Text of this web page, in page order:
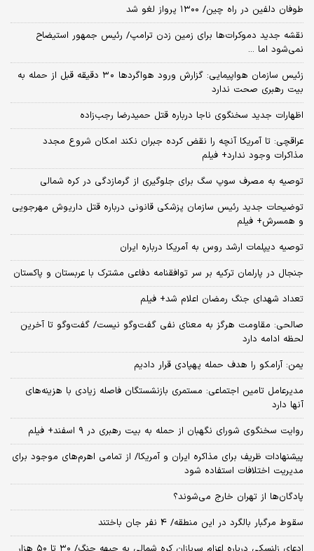
طوفان دلفین در راه چین/ ۱۳۰۰ پرواز لغو شد
نقشه جدید دموکرات‌ها برای زمین زدن ترامپ/ رئیس جمهور استیضاح
نمی‌شود اما ...
زئیس سازمان هواپیمایی: گزارش ورود هواگردها ٣٠ دقیقه قبل از حمله به
بیت رهبری صحت ندارد
اظهارات جدید سخنگوی ناجا درباره قتل حمیدرضا رجب‌زاده
عراقچی: تا آمریکا آنچه را نقض کرده جبران نکند امکان شروع مجدد
مذاکرات وجود ندارد+ فیلم
توصیه به مصرف سوپ سگ برای جلوگیری از گرمازدگی در کره شمالی
توضیحات جدید رئیس سازمان پزشکی قانونی درباره قتل داریوش مهرجویی
و همسرش+ فیلم
توصیه دیپلمات ارشد روس به آمریکا درباره ایران
جنجال در پارلمان ترکیه بر سر توافقنامه دفاعی مشترک با عربستان و پاکستان
تعداد شهدای جنگ رمضان اعلام شد+ فیلم
صالحی: مقاومت هرگز به معنای نفی گفت‌وگو نیست/ گفت‌وگو تا آخرین
لحظه ادامه دارد
یمن: آرامکو را هدف حمله پهپادی قرار دادیم
مدیرعامل تامین اجتماعی: مستمری بازنشستگان فاصله زیادی با هزینه‌های
آنها دارد
روایت سخنگوی شورای نگهبان از حمله به بیت رهبری در ۹ اسفند+ فیلم
پیشنهادات ظریف برای مذاکره ایران و آمریکا/ از تمامی اهرم‌های موجود برای
مدیریت اختلافات استفاده شود
پادگان‌ها از تهران خارج می‌شوند؟
سقوط مرگبار بالگرد در این منطقه/ 4 نفر جان باختند